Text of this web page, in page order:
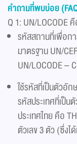
คำถามที่พบบ่อย
Q 1: UN/LOCODE
รหัสสถานที่เพื่อก
มาตรฐาน UN/
UN/LOCODE –
ใช้รหัสที่เป็นตัวอั
รหัสประเทศที่เป็
ประเทศไทย คือ
ตัวเลข 3 ตัว (ซึ่งไ